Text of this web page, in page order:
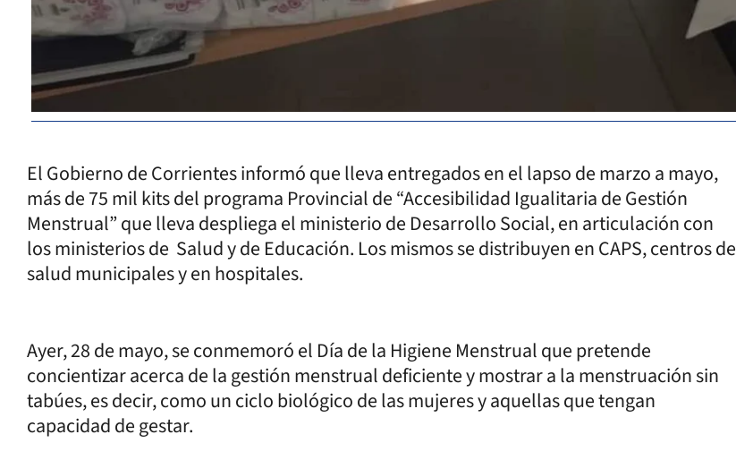
El Gobierno de Corrientes informó que lleva entregados en el lapso de marzo a mayo,
más de 75 mil kits del programa Provincial de “Accesibilidad Igualitaria de Gestión
Menstrual” que lleva despliega el ministerio de Desarrollo Social, en articulación con
los ministerios de Salud y de Educación. Los mismos se distribuyen en CAPS, centros de
salud municipales y en hospitales.
Ayer, 28 de mayo, se conmemoró el Día de la Higiene Menstrual que pretende
concientizar acerca de la gestión menstrual deficiente y mostrar a la menstruación sin
tabúes, es decir, como un ciclo biológico de las mujeres y aquellas que tengan
capacidad de gestar.